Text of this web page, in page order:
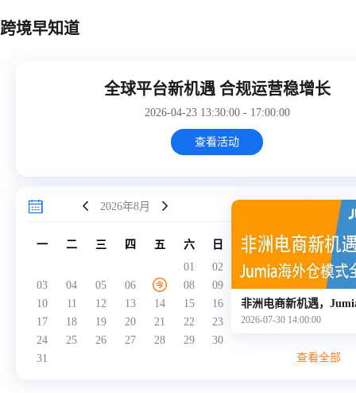
跨境早知道
全球平台新机遇 合规运营稳增长
2026-04-23 13:30:00 - 17:00:00
查看活动
2026年8月
一 二 三 四 五 六
日
01
02
03
04 05 06 08
09
10
11 12 13 14 15
16
17
18 19 20 21 22
23
24
25 26 27 28 29
30
31
2026-07-30 14:00:00
查看全部